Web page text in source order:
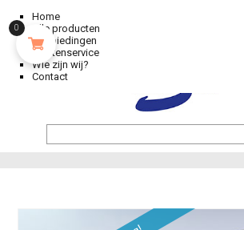
Home
Alle producten
Aanbiedingen
Klantenservice
Wie zijn wij?
Contact
0